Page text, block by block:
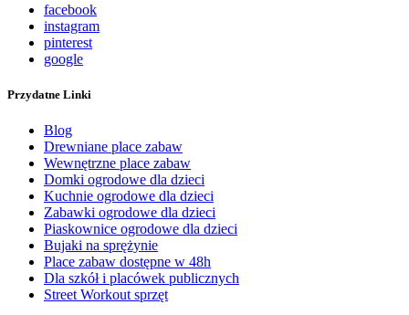
facebook
instagram
pinterest
google
Przydatne Linki
Blog
Drewniane place zabaw
Wewnętrzne place zabaw
Domki ogrodowe dla dzieci
Kuchnie ogrodowe dla dzieci
Zabawki ogrodowe dla dzieci
Piaskownice ogrodowe dla dzieci
Bujaki na sprężynie
Place zabaw dostępne w 48h
Dla szkół i placówek publicznych
Street Workout sprzęt